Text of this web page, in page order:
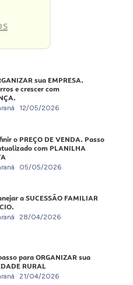
sua EMPRESA.
e crescer com
12/05/2026
o PREÇO DE VENDA. Passo
com PLANILHA
05/05/2026
a SUCESSÃO FAMILIAR
28/04/2026
para ORGANIZAR sua
RURAL
21/04/2026